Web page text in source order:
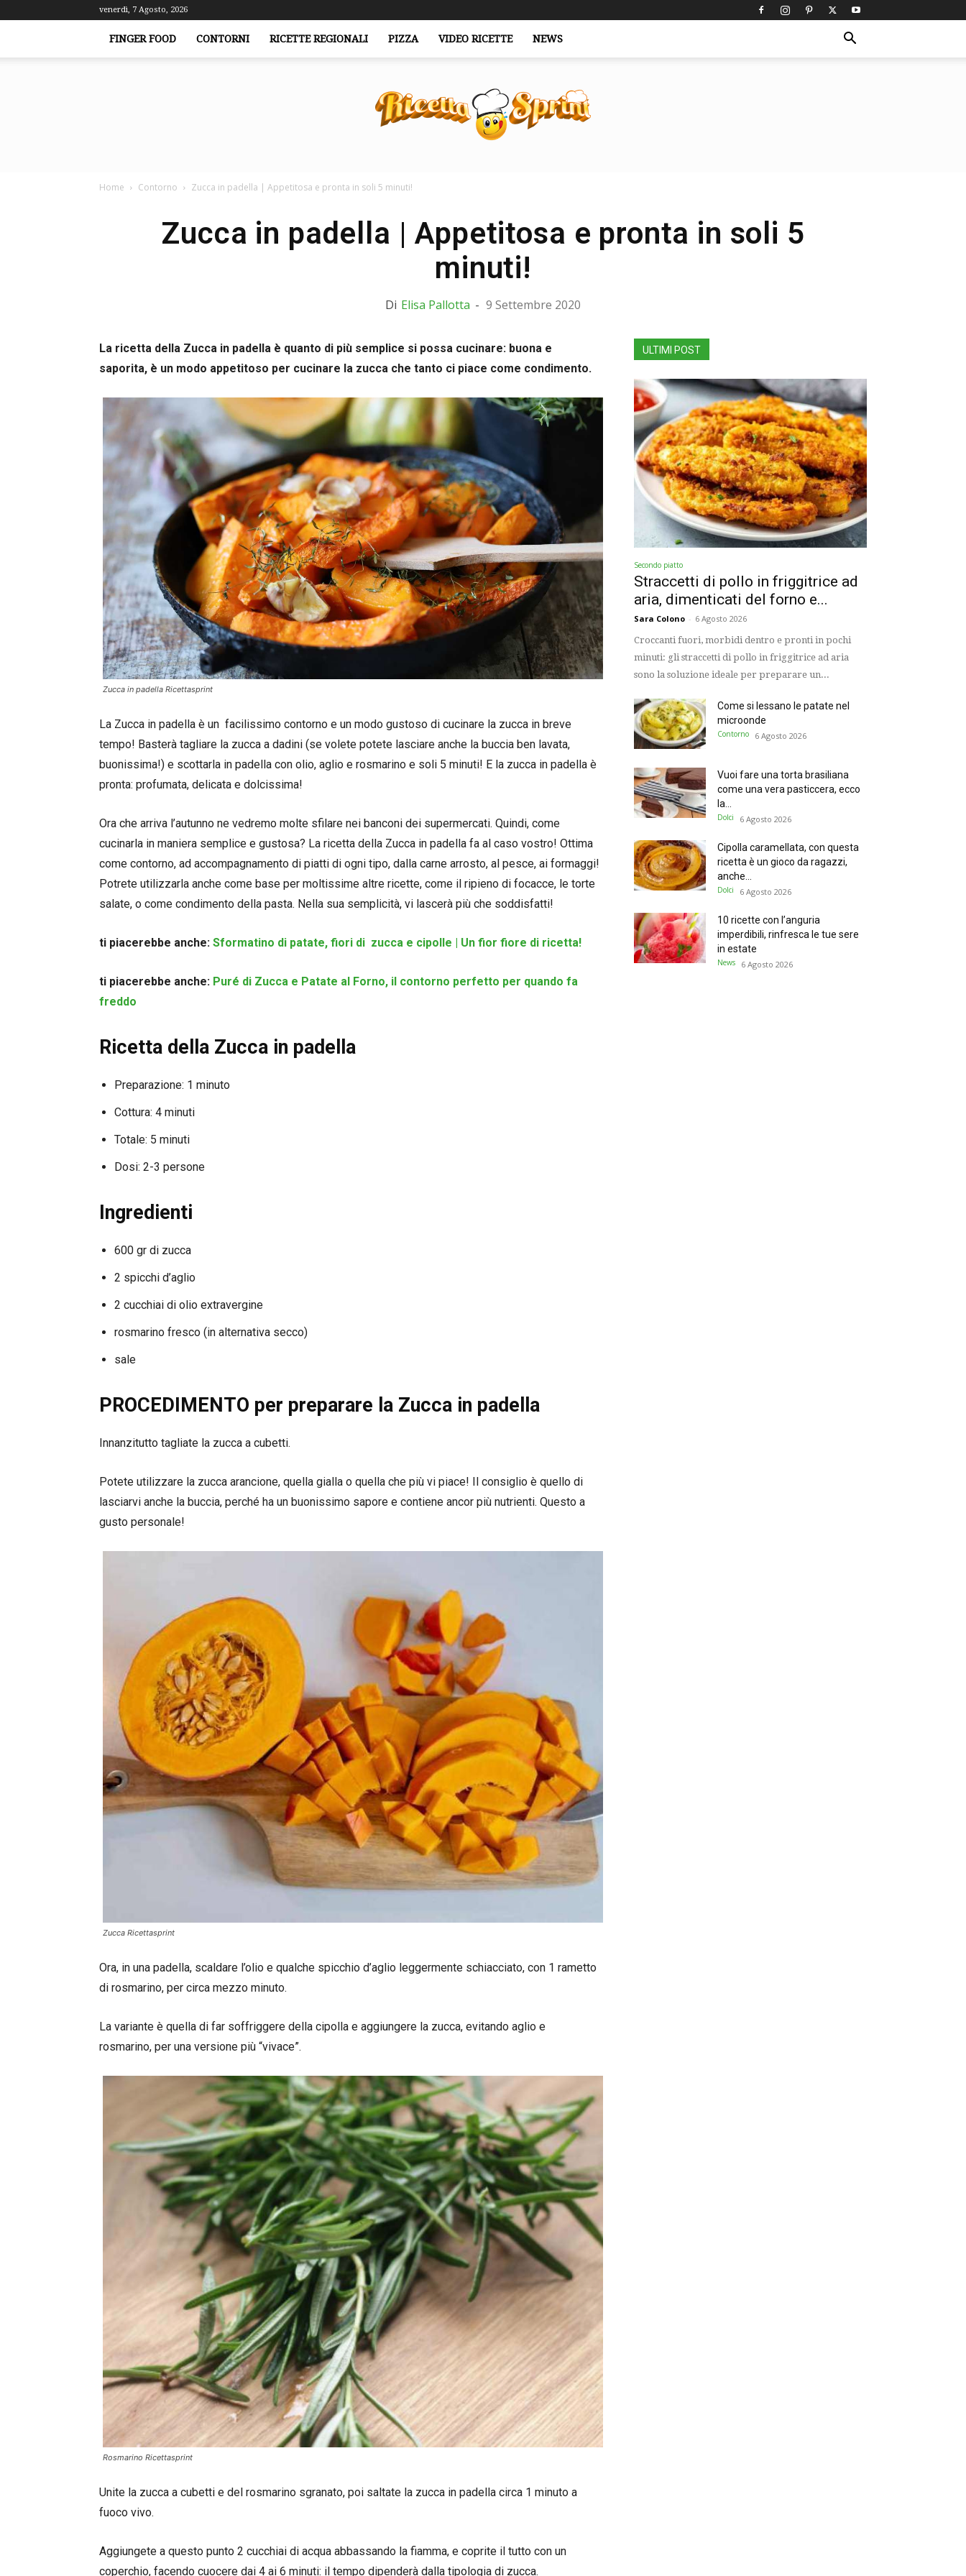
venerdì, 7 Agosto, 2026
FINGER FOOD CONTORNI RICETTE REGIONALI PIZZA VIDEO RICETTE NEWS
Home Contorno Zucca in padella | Appetitosa e pronta in soli 5 minuti!
Zucca in padella | Appetitosa e pronta in soli 5
minuti!
Di Elisa Pallotta - 9 Settembre 2020
La ricetta della Zucca in padella è quanto di più semplice si possa cucinare: buona e
saporita, è un modo appetitoso per cucinare la zucca che tanto ci piace come condimento.
Zucca in padella Ricettasprint
La Zucca in padella è un facilissimo contorno e un modo gustoso di cucinare la zucca in breve
tempo! Basterà tagliare la zucca a dadini (se volete potete lasciare anche la buccia ben lavata,
buonissima!) e scottarla in padella con olio, aglio e rosmarino e soli 5 minuti! E la zucca in padella è
pronta: profumata, delicata e dolcissima!
Ora che arriva l’autunno ne vedremo molte sfilare nei banconi dei supermercati. Quindi, come
cucinarla in maniera semplice e gustosa? La ricetta della Zucca in padella fa al caso vostro! Ottima
come contorno, ad accompagnamento di piatti di ogni tipo, dalla carne arrosto, al pesce, ai formaggi!
Potrete utilizzarla anche come base per moltissime altre ricette, come il ripieno di focacce, le torte
salate, o come condimento della pasta. Nella sua semplicità, vi lascerà più che soddisfatti!
ti piacerebbe anche: Sformatino di patate, fiori di zucca e cipolle | Un fior fiore di ricetta!
ti piacerebbe anche: Puré di Zucca e Patate al Forno, il contorno perfetto per quando fa
freddo
Ricetta della Zucca in padella
Preparazione: 1 minuto
Cottura: 4 minuti
Totale: 5 minuti
Dosi: 2-3 persone
Ingredienti
600 gr di zucca
2 spicchi d’aglio
2 cucchiai di olio extravergine
rosmarino fresco (in alternativa secco)
sale
PROCEDIMENTO per preparare la Zucca in padella
Innanzitutto tagliate la zucca a cubetti.
Potete utilizzare la zucca arancione, quella gialla o quella che più vi piace! Il consiglio è quello di
lasciarvi anche la buccia, perché ha un buonissimo sapore e contiene ancor più nutrienti. Questo a
gusto personale!
Zucca Ricettasprint
Ora, in una padella, scaldare l’olio e qualche spicchio d’aglio leggermente schiacciato, con 1 rametto
di rosmarino, per circa mezzo minuto.
La variante è quella di far soffriggere della cipolla e aggiungere la zucca, evitando aglio e
rosmarino, per una versione più “vivace”.
Rosmarino Ricettasprint
Unite la zucca a cubetti e del rosmarino sgranato, poi saltate la zucca in padella circa 1 minuto a
fuoco vivo.
Aggiungete a questo punto 2 cucchiai di acqua abbassando la fiamma, e coprite il tutto con un
coperchio, facendo cuocere dai 4 ai 6 minuti: il tempo dipenderà dalla tipologia di zucca.
ULTIMI POST
Secondo piatto
Straccetti di pollo in friggitrice ad
aria, dimenticati del forno e...
Sara Colono - 6 Agosto 2026
Croccanti fuori, morbidi dentro e pronti in pochi
minuti: gli straccetti di pollo in friggitrice ad aria
sono la soluzione ideale per preparare un...
Come si lessano le patate nel
microonde
Contorno 6 Agosto 2026
Vuoi fare una torta brasiliana
come una vera pasticcera, ecco
la...
Dolci 6 Agosto 2026
Cipolla caramellata, con questa
ricetta è un gioco da ragazzi,
anche...
Dolci 6 Agosto 2026
10 ricette con l’anguria
imperdibili, rinfresca le tue sere
in estate
News 6 Agosto 2026